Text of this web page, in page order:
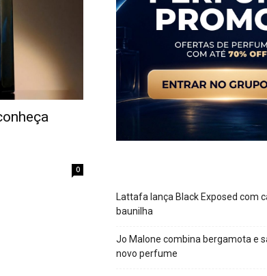
0
Lattafa lança Black Exposed com
baunilha
Jo Malone combina bergamota e
novo perfume